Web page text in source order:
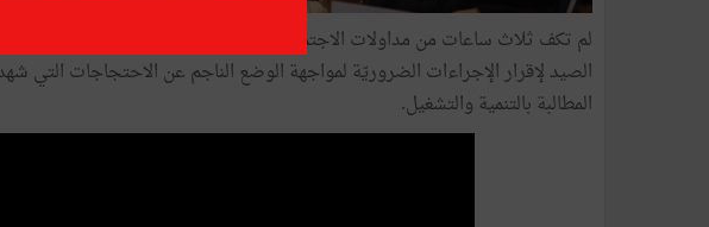
لم تكف ثلاث ساعات من مداولات الاجتماع الاستثنائي لمجلس الوزراء المنعقد
الصيد لإقرار الإجراءات الضروريّة لمواجهة الوضع الناجم عن الاحتجاجات التي
المطالبة بالتنمية والتشغيل.